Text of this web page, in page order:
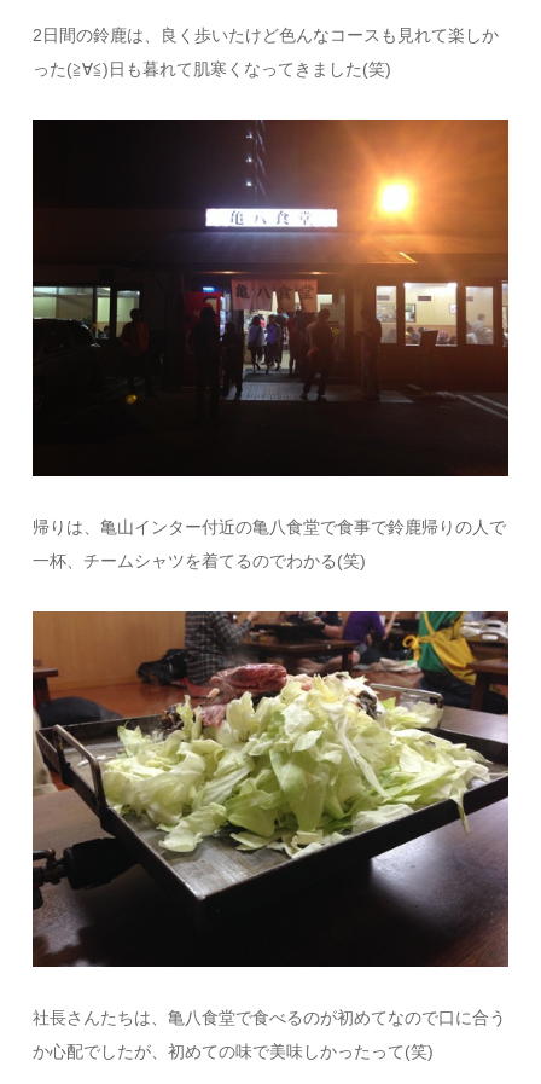
2日間の鈴鹿は、良く歩いたけど色んなコースも見れて楽しか
った(≧∀≦)日も暮れて肌寒くなってきました(笑)
帰りは、亀山インター付近の亀八食堂で食事で鈴鹿帰りの人で
一杯、チームシャツを着てるのでわかる(笑)
社長さんたちは、亀八食堂で食べるのが初めてなので口に合う
か心配でしたが、初めての味で美味しかったって(笑)